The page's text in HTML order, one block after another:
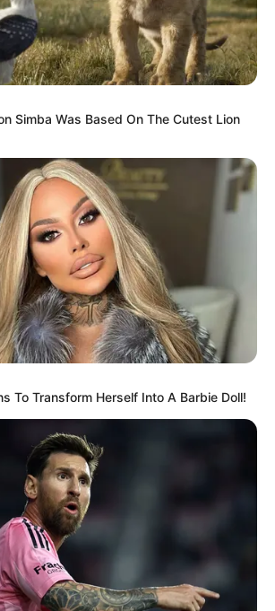
Simba Was Based On The Cutest Lion
To Transform Herself Into A Barbie Doll!